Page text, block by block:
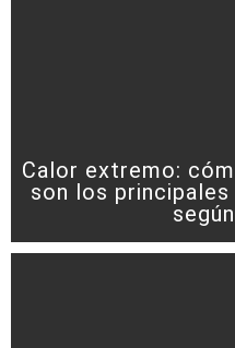
Calor extremo:
son los